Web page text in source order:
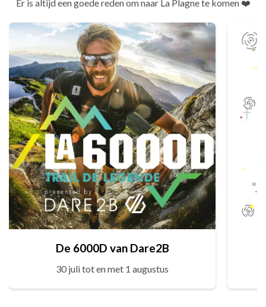
Er is altijd een goede reden om naar La Plagne te komen ❤️
De 6000D van Dare2B
30 juli tot en met 1 augustus